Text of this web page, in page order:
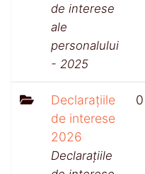
de interese
ale
personalului
- 2025
Declarațiile
de interese
2026
Declarațiile